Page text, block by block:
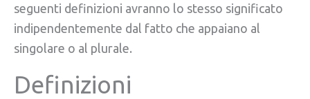
seguenti definizioni avranno lo stesso significato
indipendentemente dal fatto che appaiano al
singolare o al plurale.
Definizioni